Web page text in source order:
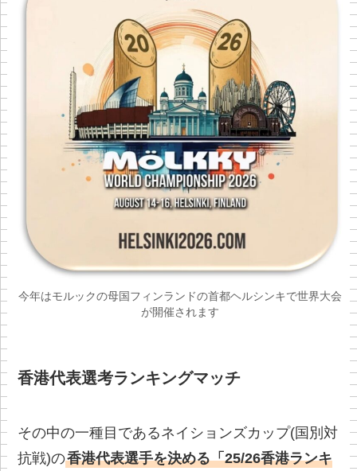
今年はモルックの母国フィンランドの首都ヘルシンキで世界大会
が開催されます
香港代表選考ランキングマッチ
その中の一種目であるネイションズカップ(国別対
抗戦)の香港代表選手を決める「25/26香港ランキ